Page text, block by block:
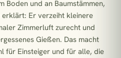
Boden und an Baumstämmen,
erklärt: Er verzeiht kleinere
Zimmerluft zurecht und
Gießen. Das macht
für Einsteiger und für alle, die